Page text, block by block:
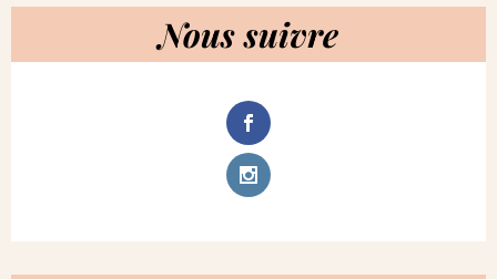
Nous suivre